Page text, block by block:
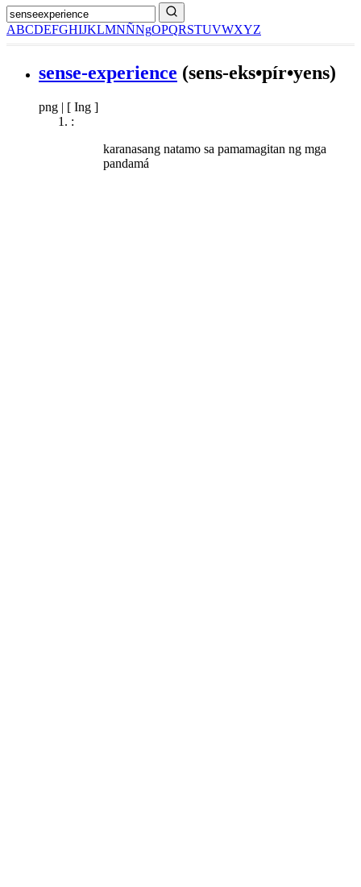
ABCDEFGHIJKLMNÑNgOPQRSTUVWXYZ
sense-experience (sens-eks•pír•yens)
png | [ Ing ]
:
karanasang natamo sa pamamagitan ng mga
pandamá